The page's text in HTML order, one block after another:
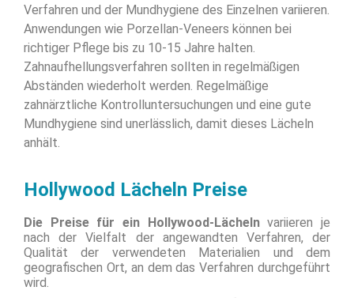
Verfahren und der Mundhygiene des Einzelnen variieren.
Anwendungen wie Porzellan-Veneers können bei
richtiger Pflege bis zu 10-15 Jahre halten.
Zahnaufhellungsverfahren sollten in regelmäßigen
Abständen wiederholt werden. Regelmäßige
zahnärztliche Kontrolluntersuchungen und eine gute
Mundhygiene sind unerlässlich, damit dieses Lächeln
anhält.
Hollywood Lächeln Preise
Die Preise für ein Hollywood-Lächelnvariieren je
nach der Vielfalt der angewandten Verfahren, der
Qualität der verwendeten Materialien und dem
geografischen Ort, an dem das Verfahren durchgeführt
wird.